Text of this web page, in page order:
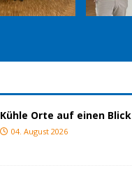
Kühle Orte auf einen Blick
04. August 2026